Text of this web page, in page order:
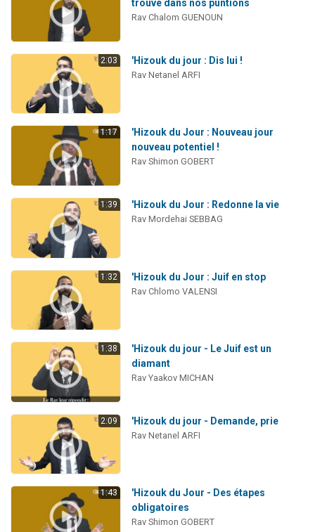
2 personnes viennent de faire un don pour 1 Journée de Vacances Pour les Enfants
Il reste 49 places pour étudier en groupe sur Zoom
trouve dans nos puntions
Rav Chalom GUENOUN
2:03 'Hizouk du jour : Dis lui !
Rav Netanel ARFI
1:17
'Hizouk du Jour : Nouveau jour
nouveau potentiel !
Rav Shimon GOBERT
1:39 'Hizouk du Jour : Redonne la vie
Rav Mordehai SEBBAG
1:32 'Hizouk du Jour : Juif en stop
Rav Chlomo VALENSI
1:38
'Hizouk du jour - Le Juif est un
diamant
Rav Yaakov MICHAN
2:09 'Hizouk du jour - Demande, prie
Rav Netanel ARFI
1:43
'Hizouk du Jour - Des étapes
obligatoires
Rav Shimon GOBERT